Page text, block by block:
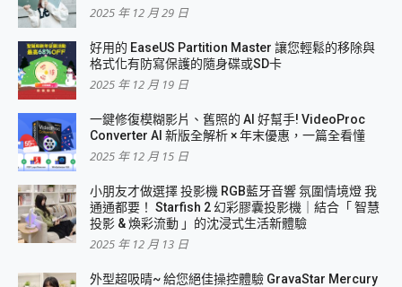
2025 年 12 月 29 日
好用的 EaseUS Partition Master 讓您輕鬆的移除與
格式化有防寫保護的隨身碟或SD卡
2025 年 12 月 19 日
一鍵修復模糊影片、舊照的 AI 好幫手! VideoProc
Converter AI 新版全解析 × 年末優惠，一篇全看懂
2025 年 12 月 15 日
小朋友才做選擇 投影機 RGB藍牙音響 氛圍情境燈 我
通通都要！ Starfish 2 幻彩膠囊投影機｜結合「 智慧
投影 & 煥彩流動 」的沈浸式生活新體驗
2025 年 12 月 13 日
外型超吸晴~ 給您絕佳操控體驗 GravaStar Mercury